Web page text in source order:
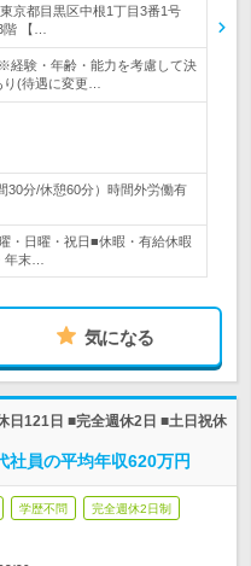
京都目黒区中根1丁目3番1号
階 【…
経験・年齢・能力を考慮して決
(待遇に変更…
30分/休憩60分）時間外労働有
・日曜・祝日■休暇・有給休暇
年末…
気になる
日121日 ■完全週休2日 ■土日祝休
員の平均年収620万円
学歴不問 完全週休2日制